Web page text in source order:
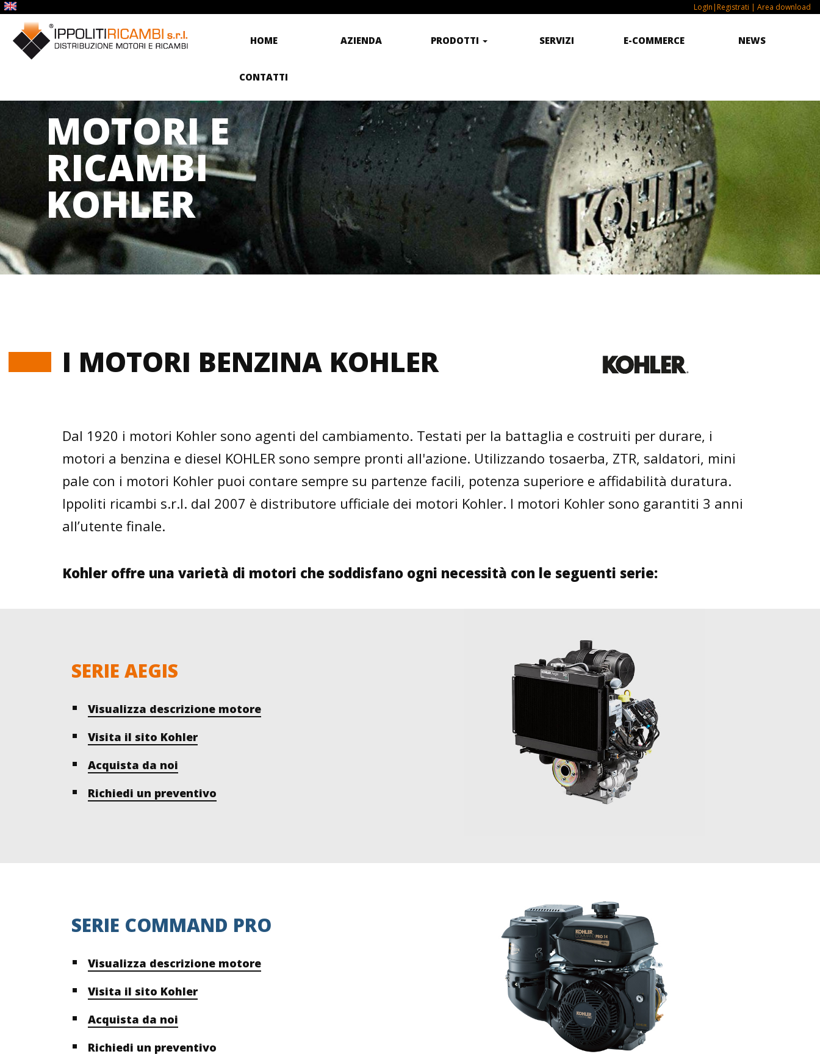
LogIn|Registrati | Area download
HOME AZIENDA PRODOTTI SERVIZI E-COMMERCE NEWS
CONTATTI
MOTORI E
RICAMBI
KOHLER
I MOTORI BENZINA KOHLER
Dal 1920 i motori Kohler sono agenti del cambiamento. Testati per la battaglia e costruiti per durare, i
motori a benzina e diesel KOHLER sono sempre pronti all'azione. Utilizzando tosaerba, ZTR, saldatori, mini
pale con i motori Kohler puoi contare sempre su partenze facili, potenza superiore e affidabilità duratura.
Ippoliti ricambi s.r.l. dal 2007 è distributore ufficiale dei motori Kohler. I motori Kohler sono garantiti 3 anni
all’utente finale.
Kohler offre una varietà di motori che soddisfano ogni necessità con le seguenti serie:
SERIE AEGIS
Visualizza descrizione motore
Visita il sito Kohler
Acquista da noi
Richiedi un preventivo
SERIE COMMAND PRO
Visualizza descrizione motore
Visita il sito Kohler
Acquista da noi
Richiedi un preventivo